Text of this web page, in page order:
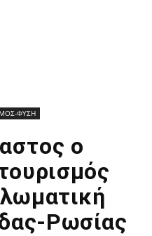
ΦΥΣΗ
ο
Ρωσίας